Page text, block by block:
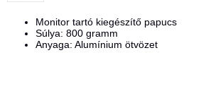
Monitor tartó kiegészítő papucs
Súlya: 800 gramm
Anyaga: Alumínium ötvözet